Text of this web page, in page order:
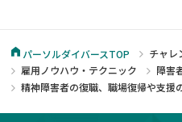
パーソルダイバースTOP
チャレ
雇用ノウハウ・テクニック
障害
精神障害者の復職、職場復帰や支援